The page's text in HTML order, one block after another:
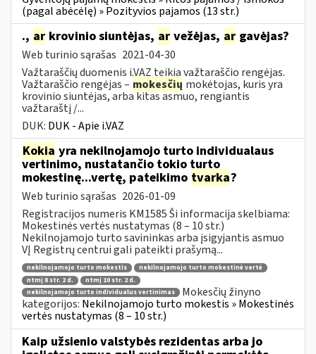
(pagal abėcėlę) » Pozityvios pajamos (13 str.)
., ar krovinio siuntėjas, ar vežėjas, ar gavėjas?
Web turinio sąrašas 2021-04-30
Važtaraščių duomenis i.VAZ teikia važtaraščio rengėjas.
Važtaraščio rengėjas – mokesčių mokėtojas, kuris yra
krovinio siuntėjas, arba kitas asmuo, rengiantis
važtaraštį /...
DUK: DUK - Apie i.VAZ
Kokia yra nekilnojamojo turto individualaus
vertinimo, nustatančio tokio turto
mokestinę...vertę, pateikimo tvarka?
Web turinio sąrašas 2026-01-09
Registracijos numeris KM1585 Ši informacija skelbiama:
Mokestinės vertės nustatymas (8 – 10 str.)
Nekilnojamojo turto savininkas arba įsigyjantis asmuo
VĮ Registrų centrui gali pateikti prašymą...
nekilnojamojo turto mokestis
nekilnojamojo turto mokestinė vertė
ntmį 8 str. 2 d.
ntmį 10 str. 2 d.
nekilnojamojo turto individualus vertinimas
Mokesčių žinyno
kategorijos: Nekilnojamojo turto mokestis » Mokestinės
vertės nustatymas (8 – 10 str.)
Kaip užsienio valstybės rezidentas arba jo